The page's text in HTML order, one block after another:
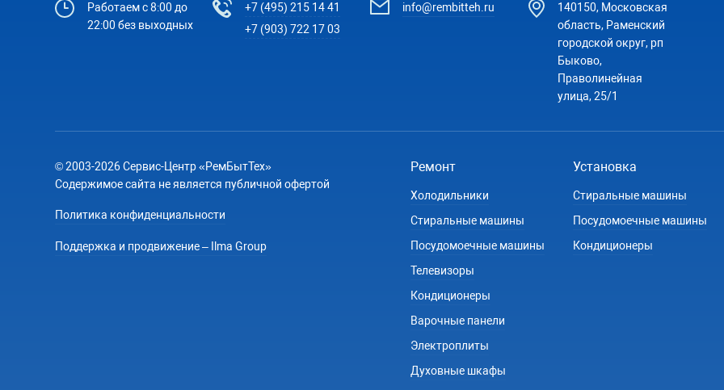
Работаем с 8:00 до
22:00 без выходных
+7 (495) 215 14 41
+7 (903) 722 17 03
info@rembitteh.ru
140150, Московская
область, Раменский
городской округ, рп
Быково,
Праволинейная
улица, 25/1
© 2003-2026 Сервис-Центр «РемБытТех»
Содержимое сайта не является публичной офертой
Политика конфиденциальности
Поддержка и продвижение – Ilma Group
Ремонт
Холодильники
Стиральные машины
Посудомоечные машины
Телевизоры
Кондиционеры
Варочные панели
Электроплиты
Духовные шкафы
Установка
Стиральные машины
Посудомоечные машины
Кондиционеры